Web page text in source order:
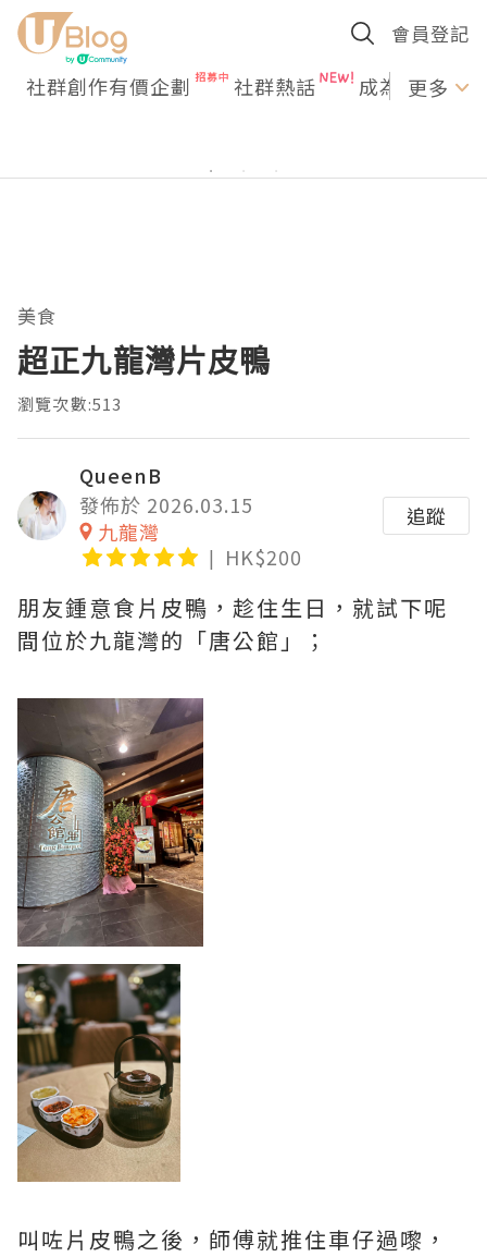
會員登記
社群創作有價企劃 社群熱話 成為U更多
美食
超正九龍灣片皮鴨
瀏覽次數:513
QueenB
發佈於 2026.03.15
九龍灣
HK$200
追蹤
朋友鍾意食片皮鴨，趁住生日，就試下呢
間位於九龍灣的「唐公館」；
叫咗片皮鴨之後，師傅就推住車仔過嚟，